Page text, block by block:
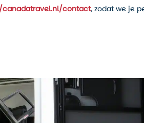
contact, zodat we je